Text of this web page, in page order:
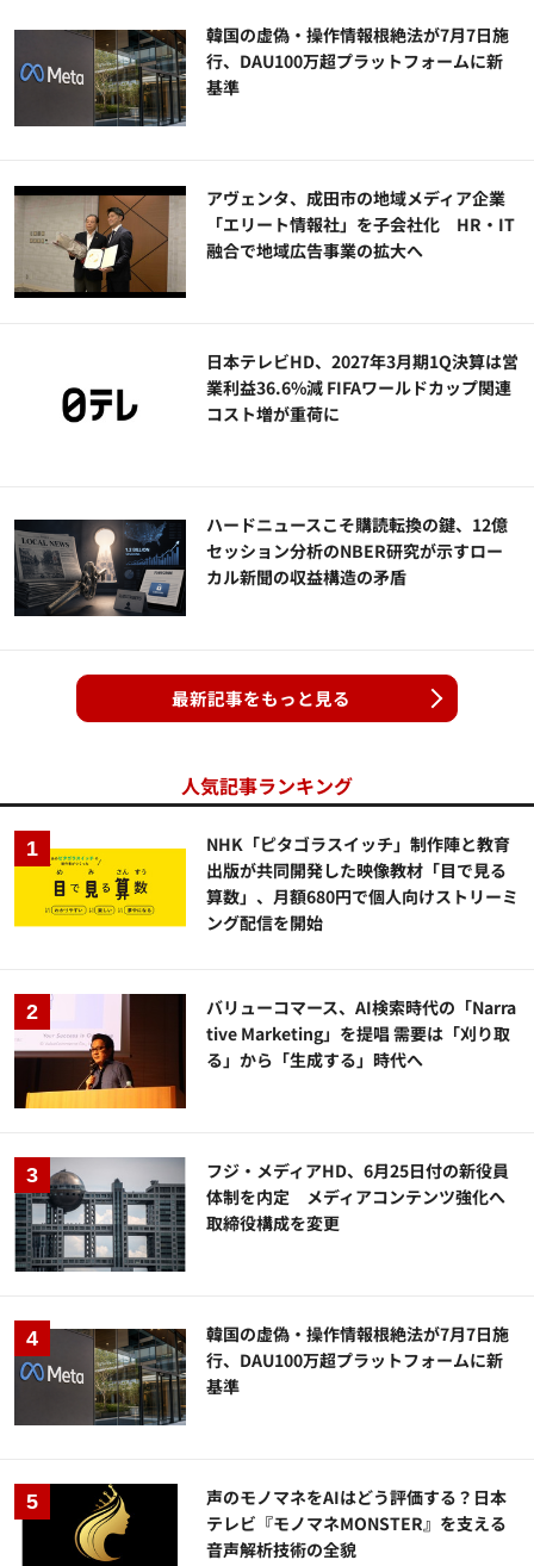
韓国の虚偽・操作情報根絶法が7月7日施
行、DAU100万超プラットフォームに新
基準
アヴェンタ、成田市の地域メディア企業
「エリート情報社」を子会社化 HR・IT
融合で地域広告事業の拡大へ
日本テレビHD、2027年3月期1Q決算は営
業利益36.6%減 FIFAワールドカップ関連
コスト増が重荷に
ハードニュースこそ購読転換の鍵、12億
セッション分析のNBER研究が示すロー
カル新聞の収益構造の矛盾
最新記事をもっと見る
人気記事ランキング
NHK「ピタゴラスイッチ」制作陣と教育
出版が共同開発した映像教材「目で見る
算数」、月額680円で個人向けストリーミ
ング配信を開始
バリューコマース、AI検索時代の「Narra
tive Marketing」を提唱 需要は「刈り取
る」から「生成する」時代へ
フジ・メディアHD、6月25日付の新役員
体制を内定 メディアコンテンツ強化へ
取締役構成を変更
韓国の虚偽・操作情報根絶法が7月7日施
行、DAU100万超プラットフォームに新
基準
声のモノマネをAIはどう評価する？日本
テレビ『モノマネMONSTER』を支える
音声解析技術の全貌